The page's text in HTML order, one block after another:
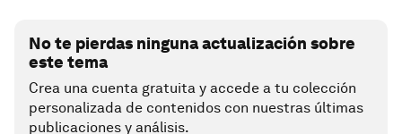
No te pierdas ninguna actualización sobre
este tema
Crea una cuenta gratuita y accede a tu colección
personalizada de contenidos con nuestras últimas
publicaciones y análisis.